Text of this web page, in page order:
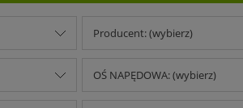
Producent: (wybierz)
OŚ NAPĘDOWA: (wybierz)